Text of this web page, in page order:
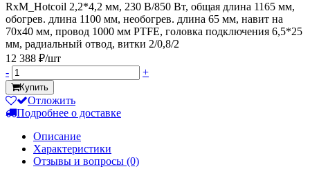
RxM_Hotcoil 2,2*4,2 мм, 230 В/850 Вт, общая длина 1165 мм,
обогрев. длина 1100 мм, необогрев. длина 65 мм, навит на
70х40 мм, провод 1000 мм PTFE, головка подключения 6,5*25
мм, радиальный отвод, витки 2/0,8/2
12 388 ₽/шт
-
+
Купить
Отложить
Подробнее о доставке
Описание
Характеристики
Отзывы и вопросы (0)